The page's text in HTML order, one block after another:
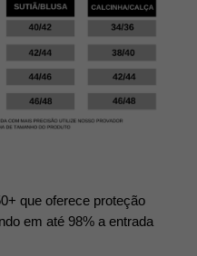
que oferece proteção
em até 98% a entrada